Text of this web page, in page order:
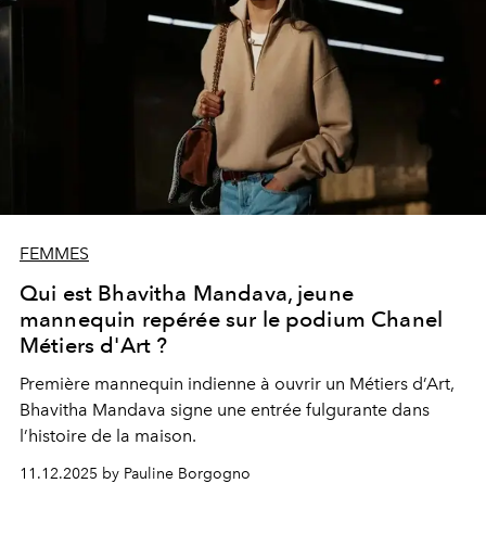
FEMMES
Qui est Bhavitha Mandava, jeune
mannequin repérée sur le podium Chanel
Métiers d'Art ?
Première mannequin indienne à ouvrir un Métiers d’Art,
Bhavitha Mandava signe une entrée fulgurante dans
l’histoire de la maison.
11.12.2025 by Pauline Borgogno